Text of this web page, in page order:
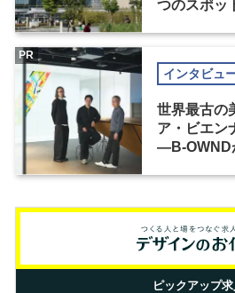
つのスポッ
インタビュ
世界最古の
ア・ビエン
―B-OWND
PR
ピックアップ求